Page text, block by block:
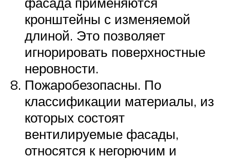
кронштейны с изменяемой
длиной. Это позволяет
игнорировать поверхностные
неровности.
Пожаробезопасны. По
классификации материалы, из
которых состоят
вентилируемые фасады,
относятся к негорючим и